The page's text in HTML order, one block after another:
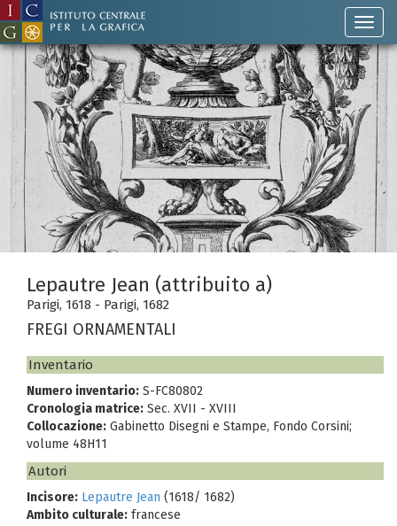
Lepautre Jean (attribuito a)
Parigi, 1618 - Parigi, 1682
FREGI ORNAMENTALI
Inventario
Numero inventario: S-FC80802
Cronologia matrice: Sec. XVII - XVIII
Collocazione: Gabinetto Disegni e Stampe, Fondo Corsini;
volume 48H11
Autori
Incisore: Lepautre Jean (1618/ 1682)
Ambito culturale: francese